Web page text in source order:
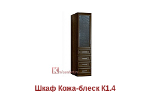
Шкаф Кожа-блеск К1.4